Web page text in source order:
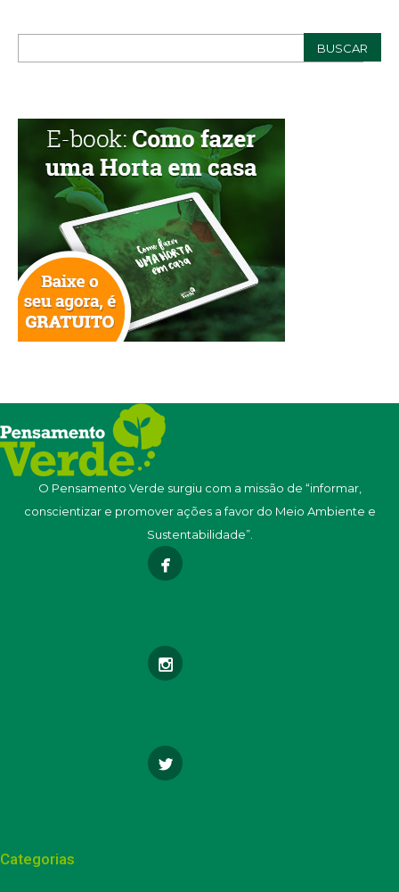
O Pensamento Verde surgiu com a missão de “informar,
conscientizar e promover ações a favor do Meio Ambiente e
Sustentabilidade”.
Categorias